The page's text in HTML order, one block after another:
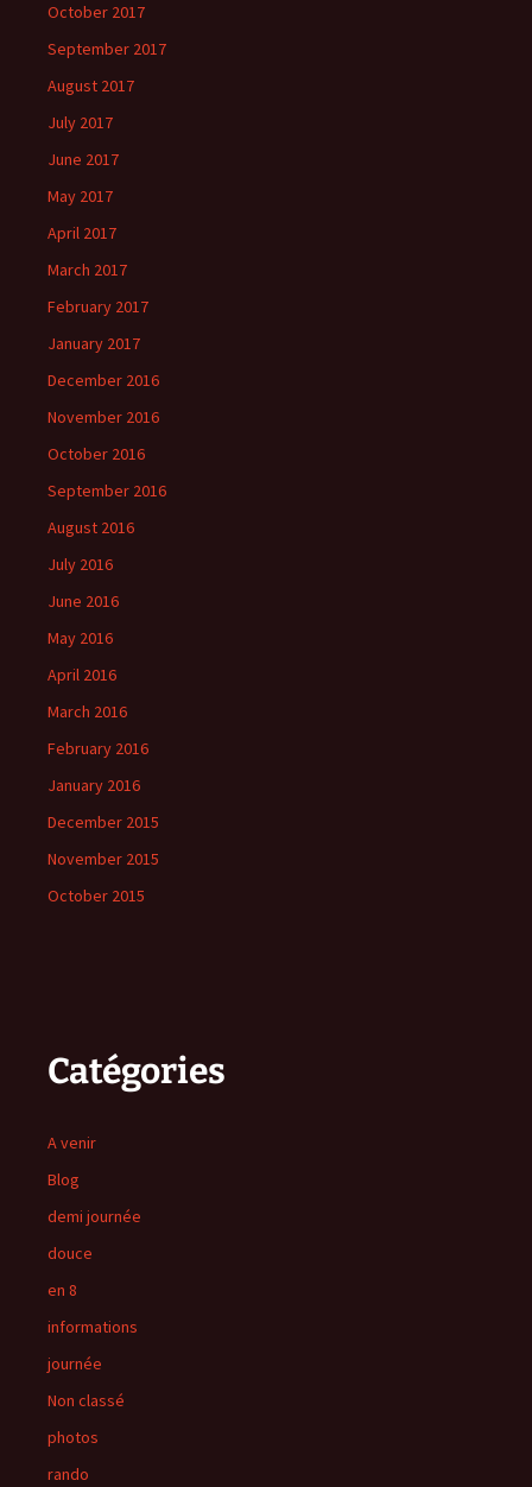
October 2017
September 2017
August 2017
July 2017
June 2017
May 2017
April 2017
March 2017
February 2017
January 2017
December 2016
November 2016
October 2016
September 2016
August 2016
July 2016
June 2016
May 2016
April 2016
March 2016
February 2016
January 2016
December 2015
November 2015
October 2015
Catégories
A venir
Blog
demi journée
douce
en 8
informations
journée
Non classé
photos
rando